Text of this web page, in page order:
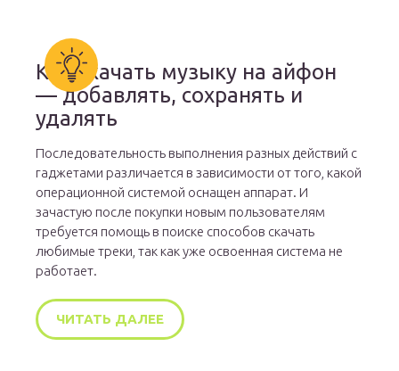
Как скачать музыку на айфон
— добавлять, сохранять и
удалять
Последовательность выполнения разных действий с
гаджетами различается в зависимости от того, какой
операционной системой оснащен аппарат. И
зачастую после покупки новым пользователям
требуется помощь в поиске способов скачать
любимые треки, так как уже освоенная система не
работает.
ЧИТАТЬ ДАЛЕЕ